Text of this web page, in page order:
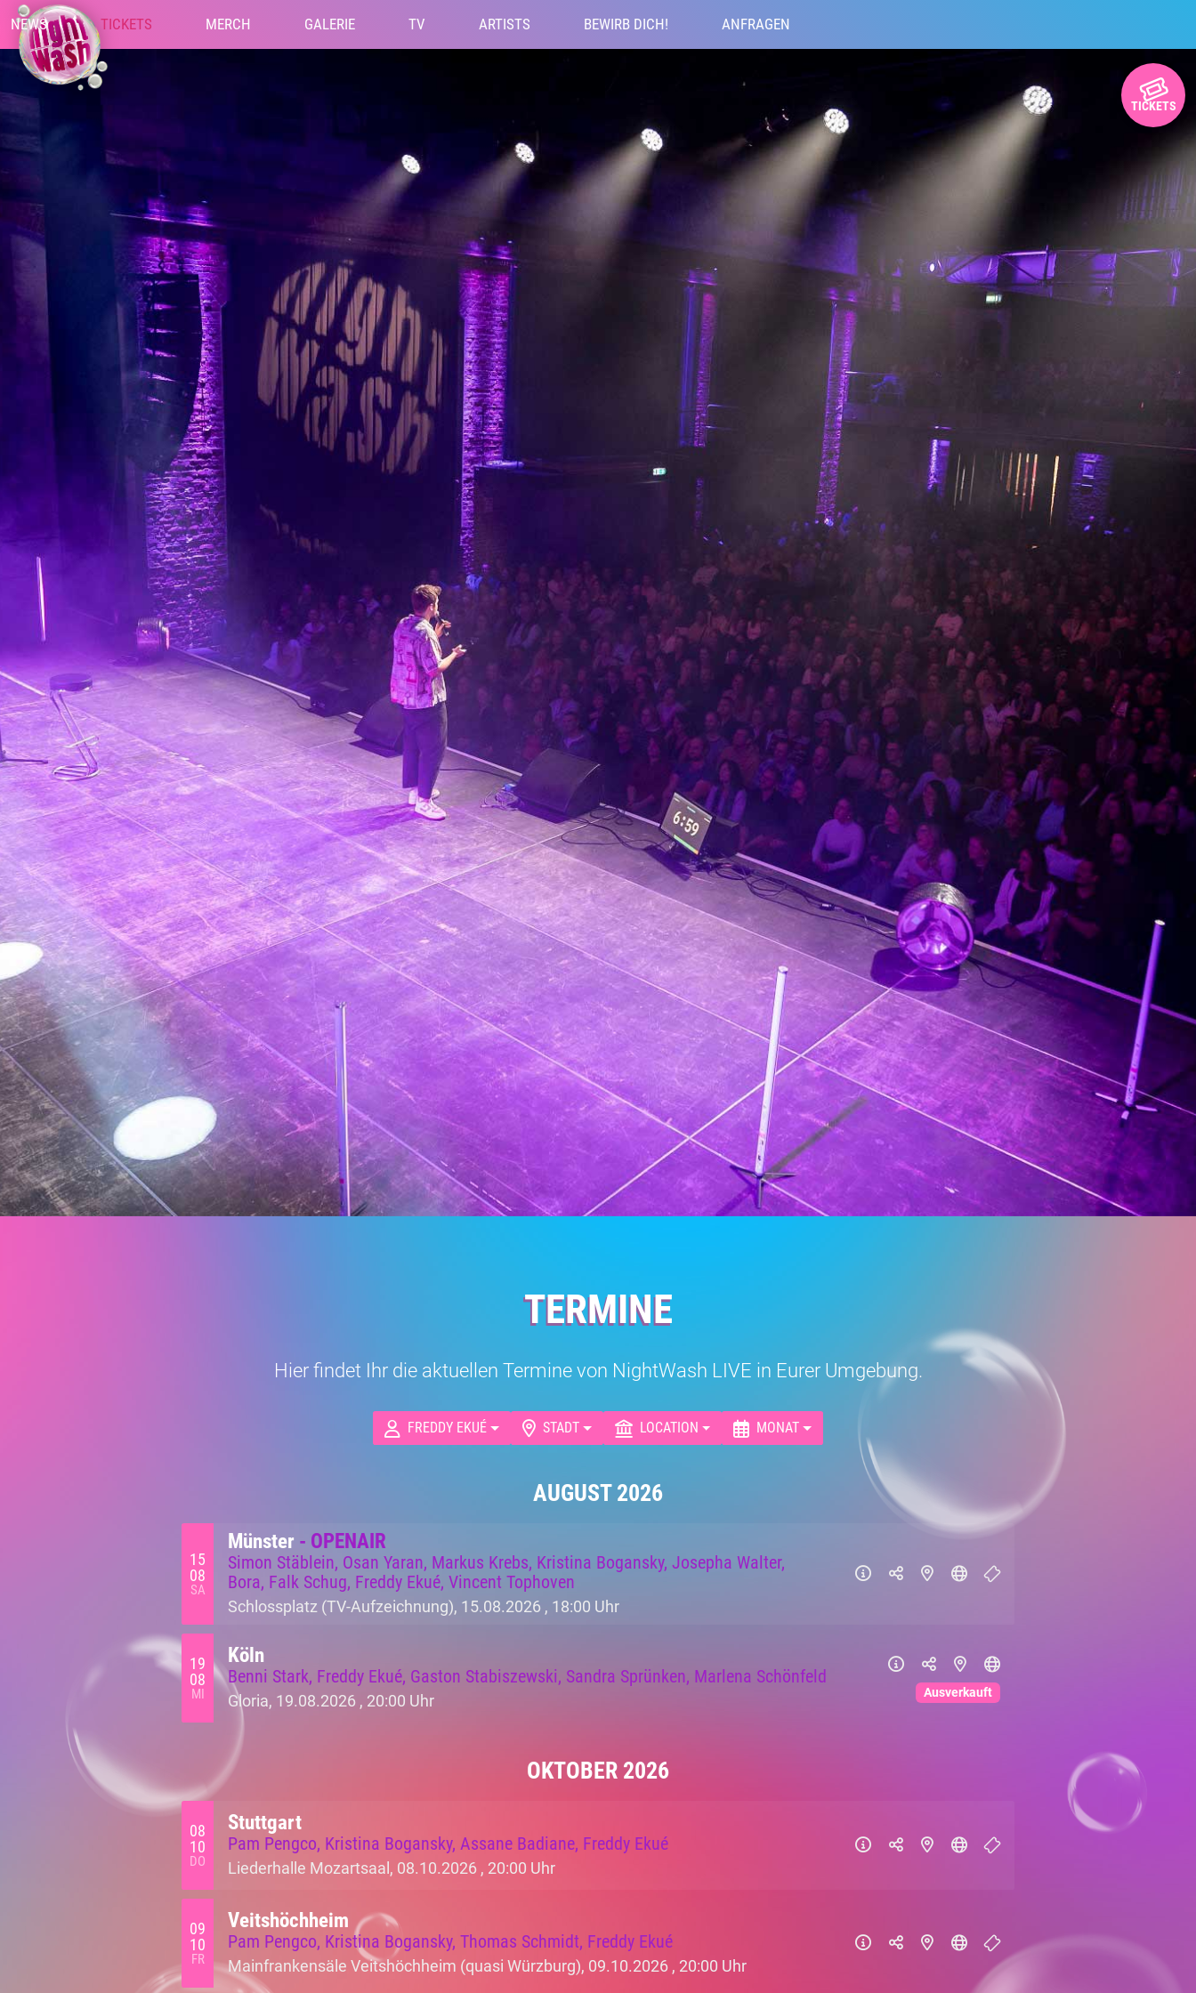
NEWS TICKETS MERCH GALERIE TV ARTISTS BEWIRB DICH! ANFRAGEN
TICKETS
TERMINE
Hier findet Ihr die aktuellen Termine von NightWash LIVE in Eurer Umgebung.
FREDDY EKUÉ STADT LOCATION MONAT
AUGUST 2026
15
08
SA
Münster - OPENAIR
Simon Stäblein, Osan Yaran, Markus Krebs, Kristina Bogansky, Josepha Walter,
Bora, Falk Schug, Freddy Ekué, Vincent Tophoven
Schlossplatz (TV-Aufzeichnung), 15.08.2026 , 18:00 Uhr
19
08
MI
Köln
Benni Stark, Freddy Ekué, Gaston Stabiszewski, Sandra Sprünken, Marlena Schönfeld
Gloria, 19.08.2026 , 20:00 Uhr Ausverkauft
OKTOBER 2026
08
10
DO
Stuttgart
Pam Pengco, Kristina Bogansky, Assane Badiane, Freddy Ekué
Liederhalle Mozartsaal, 08.10.2026 , 20:00 Uhr
09
10
FR
Veitshöchheim
Pam Pengco, Kristina Bogansky, Thomas Schmidt, Freddy Ekué
Mainfrankensäle Veitshöchheim (quasi Würzburg), 09.10.2026 , 20:00 Uhr